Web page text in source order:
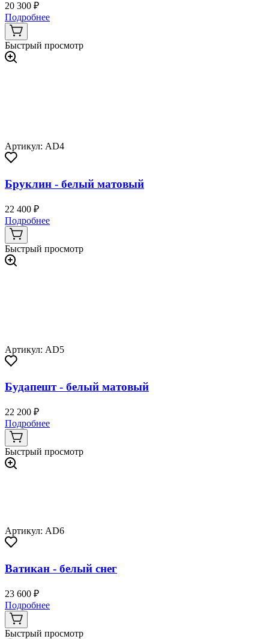
20 300 ₽
Подробнее
Быстрый просмотр
Артикул: AD4
Бруклин - белый матовый
22 400 ₽
Подробнее
Быстрый просмотр
Артикул: AD5
Будапешт - белый матовый
22 200 ₽
Подробнее
Быстрый просмотр
Артикул: AD6
Ватикан - белый снег
23 600 ₽
Подробнее
Быстрый просмотр